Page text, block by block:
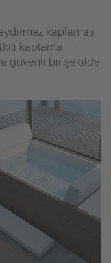
kaplamalı
kaplama
güvenli bir şekilde